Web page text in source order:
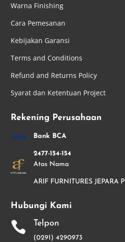
Warna Finishing
Cara Pemesanan
Kebijakan Garansi
Terms and Conditions
Refund and Returns Policy
Syarat dan Ketentuan Project
Rekening Perusahaan
Bank BCA
2477-154-154
Atas Nama
ARIF FURNITURES JEPARA P
Hubungi Kami
 Telpon
(0291) 4290973